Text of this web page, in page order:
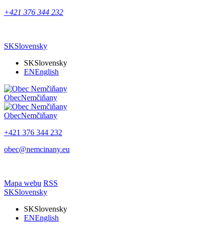
+421 376 344 232
SKSlovensky
SKSlovensky
ENEnglish
ObecNemčiňany
ObecNemčiňany
+421 376 344 232
obec@nemcinany.eu
Mapa webu RSS
SKSlovensky
SKSlovensky
ENEnglish